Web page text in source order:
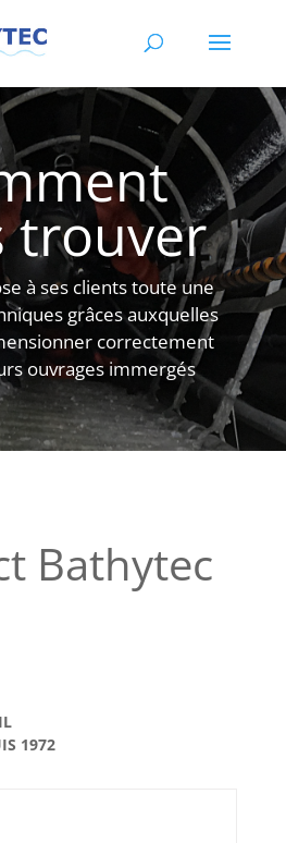
trouver
à ses clients toute une
grâces auxquelles
correctement
ouvrages immergés
Bathytec
1972